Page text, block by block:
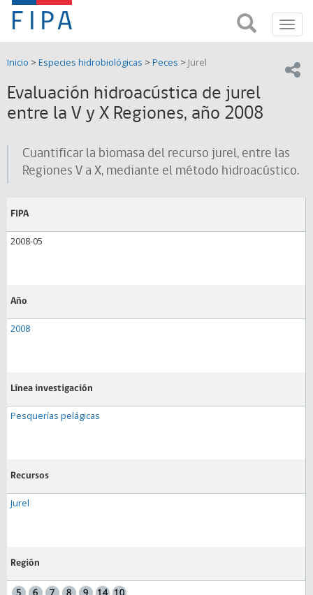
Fondo
de
Investigación
Pesquera
y
Acuicultura
(FIPA)-
SUBPESCA
FIPA;
Fondo
Investigación
y
de
Acuicultira
Inicio > Especies hidrobiológicas > Peces > Jurel
Evaluación hidroacústica de jurel
entre la V y X Regiones, año 2008
Cuantificar la biomasa del recurso jurel, entre las
Regiones V a X, mediante el método hidroacústico.
FIPA
2008-05
Año
2008
Línea investigación
Pesquerías pelágicas
Recursos
Jurel
Región